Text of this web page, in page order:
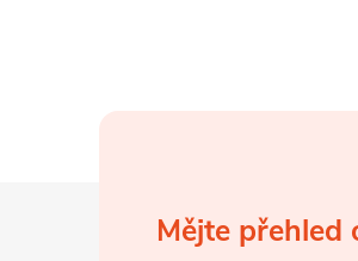
Mějte přehled